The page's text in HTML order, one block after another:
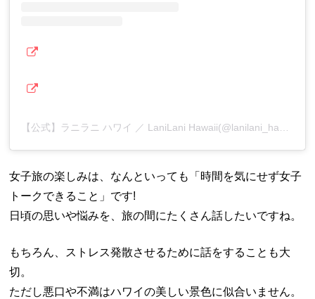
【公式】ラニラニ ハワイ ／ LaniLani Hawaii(@lanilani_hawaii)がシェアした投稿
女子旅の楽しみは、なんといっても「時間を気にせず女子
トークできること」です!
日頃の思いや悩みを、旅の間にたくさん話したいですね。
もちろん、ストレス発散させるために話をすることも大
切。
ただし悪口や不満はハワイの美しい景色に似合いません。